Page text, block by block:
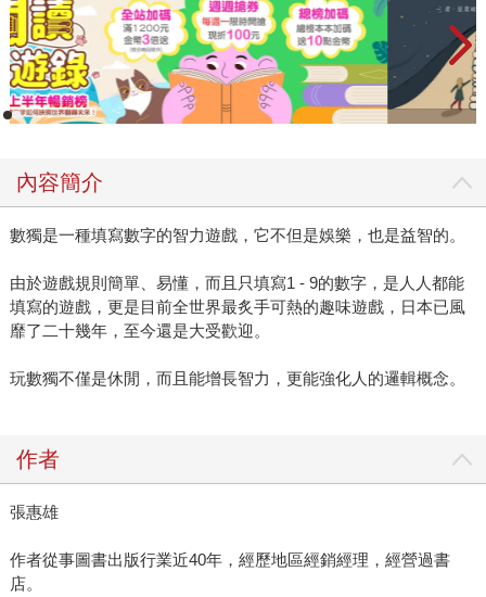
內容簡介
數獨是一種填寫數字的智力遊戲，它不但是娛樂，也是益智的。
由於遊戲規則簡單、易懂，而且只填寫1 - 9的數字，是人人都能
填寫的遊戲，更是目前全世界最炙手可熱的趣味遊戲，日本已風
靡了二十幾年，至今還是大受歡迎。
玩數獨不僅是休閒，而且能增長智力，更能強化人的邏輯概念。
作者
張惠雄
作者從事圖書出版行業近40年，經歷地區經銷經理，經營過書
店。